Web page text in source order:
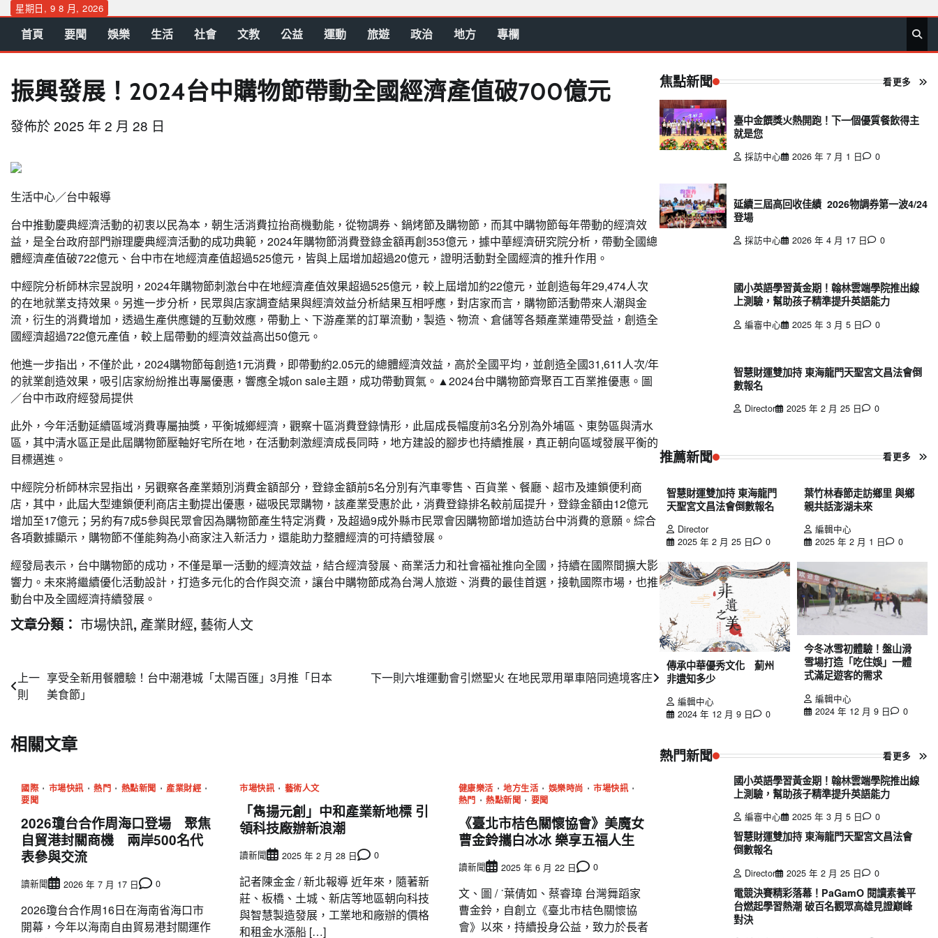
Skip
content
星期日, 9 8 月, 2026
首 要 娛 生 社 文 公 運 旅 政 地
方
專
欄
首頁 要聞 娛樂 生活 社會 文教 公益 運動 旅遊 政治 地方 專欄
振興發展！2024台中購物節帶動全國經濟產值破700億元
發佈於2025 年 2 月 28 日
生活中心／台中報導
台中推動慶典經濟活動的初衷以民為本，朝生活消費拉抬商機動能，從物調券、鍋烤節及購物節，而其中購物節每年帶動的經濟效
益，是全台政府部門辦理慶典經濟活動的成功典範，2024年購物節消費登錄金額再創353億元，據中華經濟研究院分析，帶動全國總
體經濟產值破722億元、台中市在地經濟產值超過525億元，皆與上屆增加超過20億元，證明活動對全國經濟的推升作用。
中經院分析師林宗昱說明，2024年購物節刺激台中在地經濟產值效果超過525億元，較上屆增加約22億元，並創造每年29,474人次
的在地就業支持效果。另進一步分析，民眾與店家調查結果與經濟效益分析結果互相呼應，對店家而言，購物節活動帶來人潮與金
流，衍生的消費增加，透過生產供應鏈的互動效應，帶動上、下游產業的訂單流動，製造、物流、倉儲等各類產業連帶受益，創造全
國經濟超過722億元產值，較上屆帶動的經濟效益高出50億元。
他進一步指出，不僅於此，2024購物節每創造1元消費，即帶動約2.05元的總體經濟效益，高於全國平均，並創造全國31,611人次/年
的就業創造效果，吸引店家紛紛推出專屬優惠，響應全城on sale主題，成功帶動買氣。 ▲2024台中購物節齊聚百工百業推優惠。圖
／台中市政府經發局提供
此外，今年活動延續區域消費專屬抽獎，平衡城鄉經濟，觀察十區消費登錄情形，此屆成長幅度前3名分別為外埔區、東勢區與清水
區，其中清水區正是此屆購物節壓軸好宅所在地，在活動刺激經濟成長同時，地方建設的腳步也持續推展，真正朝向區域發展平衡的
目標邁進。
中經院分析師林宗昱指出，另觀察各產業類別消費金額部分，登錄金額前5名分別有汽車零售、百貨業、餐廳、超市及連鎖便利商
店，其中，此屆大型連鎖便利商店主動提出優惠，磁吸民眾購物，該產業受惠於此，消費登錄排名較前屆提升，登錄金額由12億元
增加至17億元；另約有7成5參與民眾會因為購物節產生特定消費，及超過9成外縣市民眾會因購物節增加造訪台中消費的意願。綜合
各項數據顯示，購物節不僅能夠為小商家注入新活力，還能助力整體經濟的可持續發展。
經發局表示，台中購物節的成功，不僅是單一活動的經濟效益，結合經濟發展、商業活力和社會福祉推向全國，持續在國際間擴大影
響力。未來將繼續優化活動設計，打造多元化的合作與交流，讓台中購物節成為台灣人旅遊、消費的最佳首選，接軌國際市場，也推
動台中及全國經濟持續發展。
文章分類： 市場快訊, 產業財經, 藝術人文
文
章
導
覽
上一
則
享受全新用餐體驗！台中潮港城「太陽百匯」3月推「日本
美食節」
下一則六堆運動會引燃聖火 在地民眾用單車陪同遶境客庄
相關文章
國際 市場快訊 熱門 熱點新聞
產業財經
要聞
2026瓊台合作周海口登場 聚焦
自貿港封關商機 兩岸500名代
表參與交流
讀新聞 2026 年 7 月 17 日 0
2026瓊台合作周16日在海南省海口市
開幕，今年以海南自由貿易港封關運作
市場快訊 藝術人文
「雋揚元創」中和產業新地標 引
領科技廠辦新浪潮
讀新聞 2025 年 2 月 28 日 0
記者陳金金 / 新北報導 近年來，隨著新
莊、板橋、土城、新店等地區朝向科技
與智慧製造發展，工業地和廠辦的價格
和租金水漲船 […]
健康樂活 地方生活 娛樂時尚
市場快訊
熱門
熱點新聞 要聞
《臺北市桔色關懷協會》美魔女
曹金鈴攜白冰冰 樂享五福人生
讀新聞 2025 年 6 月 22 日 0
文、圖 / ˙葉倩如、蔡睿璋 台灣舞蹈家
曹金鈴，自創立《臺北市桔色關懷協
會》以來，持續投身公益，致力於長者
焦點新聞 看更多
臺中金饌獎火熱開跑！下一個優質餐飲得主
就是您
採訪中心 2026 年 7 月 1 日 0
延續三屆高回收佳績 2026物調券第一波4/24
登場
採訪中心 2026 年 4 月 17 日 0
國小英語學習黃金期！翰林雲端學院推出線
上測驗，幫助孩子精準提升英語能力
編審中心 2025 年 3 月 5 日 0
智慧財運雙加持 東海龍門天聖宮文昌法會倒
數報名
Director 2025 年 2 月 25 日 0
推薦新聞 看更多
智慧財運雙加持 東海龍門
天聖宮文昌法會倒數報名
Director
2025 年 2 月 25 日
0
葉竹林春節走訪鄉里 與鄉
親共話澎湖未來
編輯中心
2025 年 2 月 1 日
0
傳承中華優秀文化 薊州
非遺知多少
編輯中心
2024 年 12 月 9 日
0
今冬冰雪初體驗！盤山滑
雪場打造「吃住娛」一體
式滿足遊客的需求
編輯中心
2024 年 12 月 9 日
0
熱門新聞 看更多
國小英語學習黃金期！翰林雲端學院推出線
上測驗，幫助孩子精準提升英語能力
編審中心 2025 年 3 月 5 日 0
智慧財運雙加持 東海龍門天聖宮文昌法會
倒數報名
Director 2025 年 2 月 25 日 0
電競決賽精彩落幕！PaGamO 閱讀素養平
台燃起學習熱潮 破百名觀眾高雄見證巔峰
對決